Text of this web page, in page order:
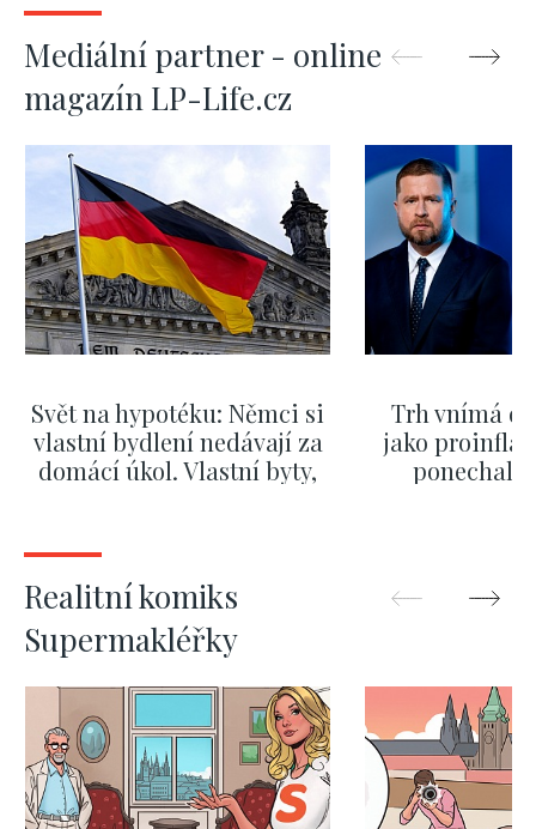
Mediální partner - online
magazín LP-Life.cz
Svět na hypotéku: Němci si
vlastní bydlení nedávají za
domácí úkol. Vlastní byty,
Trh vnímá
jako
ponechali
Realitní komiks
Supermakléřky